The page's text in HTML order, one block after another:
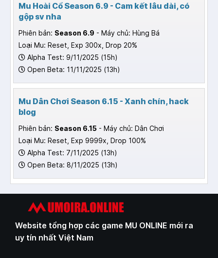
Mu Hoài Cổ Season 6.9 - Cam kết lâu dài, có
gộp sv nha
Phiên bản: Season 6.9 - Máy chủ: Hùng Bá
Loại Mu: Reset, Exp 300x, Drop 20%
Alpha Test: 9/11/2025 (15h)
Open Beta: 11/11/2025 (13h)
Mu Dân Chơi Season 6.15 - Xanh chín, hack
blog
Phiên bản: Season 6.15 - Máy chủ: Dân Chơi
Loại Mu: Reset, Exp 9999x, Drop 100%
Alpha Test: 7/11/2025 (13h)
Open Beta: 8/11/2025 (13h)
Website tổng hợp các game MU ONLINE mới ra
uy tín nhất Việt Nam